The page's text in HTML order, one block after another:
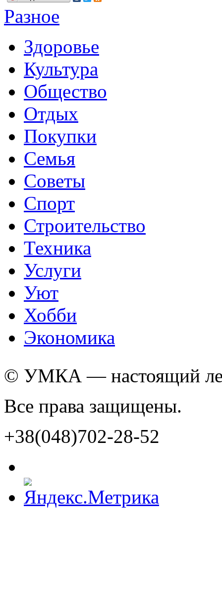
Разное
Здоровье
Культура
Общество
Отдых
Покупки
Семья
Советы
Спорт
Строительство
Техника
Услуги
Уют
Хобби
Экономика
© УМКА — настоящий
Все права защищены.
+38(048)702-28-52